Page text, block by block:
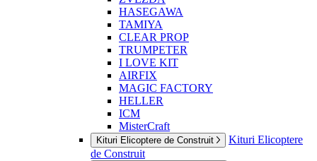
HASEGAWA
TAMIYA
CLEAR PROP
TRUMPETER
I LOVE KIT
AIRFIX
MAGIC FACTORY
HELLER
ICM
MisterCraft
Kituri Elicoptere de Construit
Kituri Elicoptere
de Construit